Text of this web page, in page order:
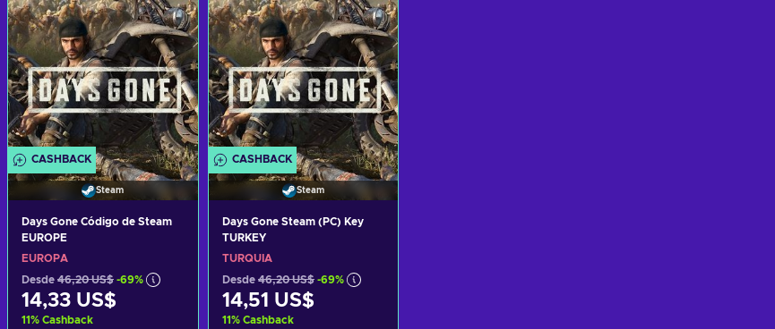
CASHBACK
Steam
Days Gone Código de Steam
EUROPE
EUROPA
Desde 46,20 US$ -69%
14,33 US$
11% Cashback
CASHBACK
Steam
Days Gone Steam (PC) Key
TURKEY
TURQUÍA
Desde 46,20 US$ -69%
14,51 US$
11% Cashback